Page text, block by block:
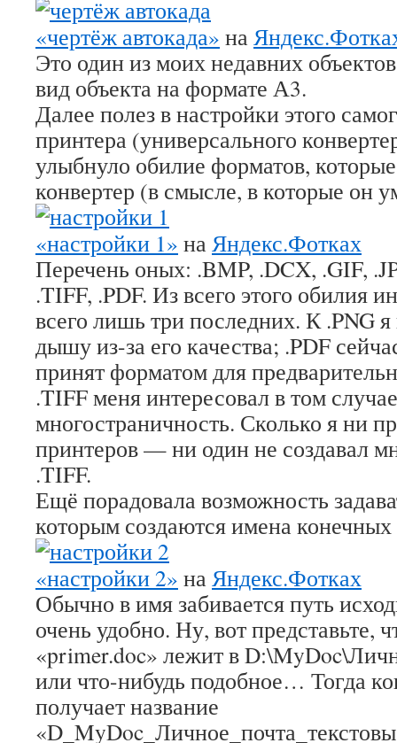
«чертёж автокада» на
Это один из моих недавних
вид объекта на формате А3.
Далее полез в настройки этого
принтера (универсального
улыбнуло обилие форматов,
конвертер (в смысле, в которые он
«настройки 1» на Яндекс.Фотках
Перечень оных: .BMP, .DCX, .GIF,
.TIFF, .PDF. Из всего этого обилия
всего лишь три последних. К .PNG
дышу из-за его качества; .PDF
принят форматом для
.TIFF меня интересовал в том
многостраничность. Сколько я ни
принтеров — ни один не создавал
.TIFF.
Ещё порадовала возможность
которым создаются имена
«настройки 2» на Яндекс.Фотках
Обычно в имя забивается путь
очень удобно. Ну, вот представьте,
«primer.doc» лежит в
или что-нибудь подобное… Тогда
получает название